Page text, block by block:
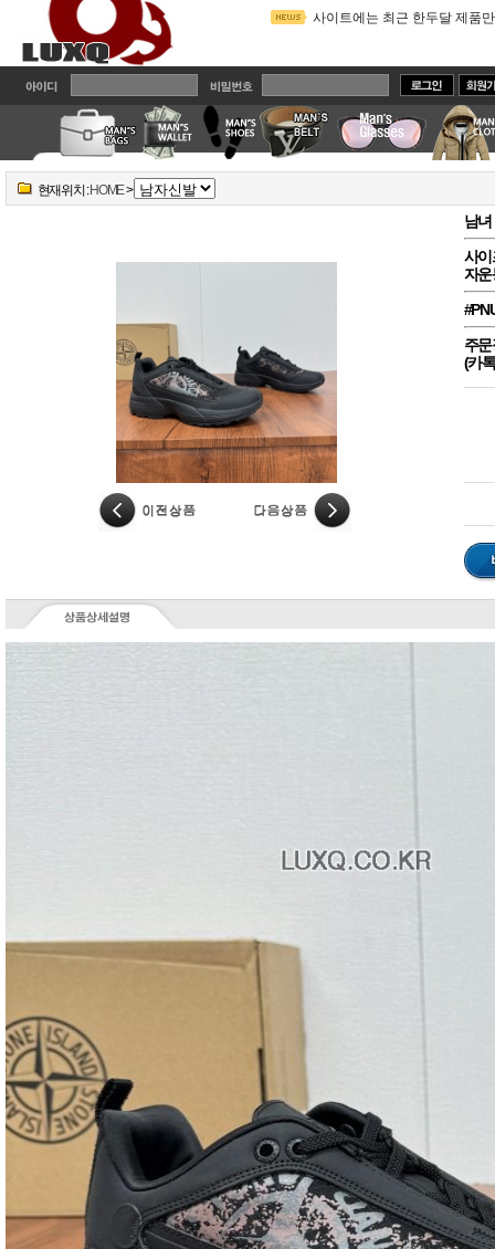
주문전에 읽어주세요!! 배송관
사이트에는 최근 한두달 제품
현재위치 :HOME>
남녀
자운
주
(카